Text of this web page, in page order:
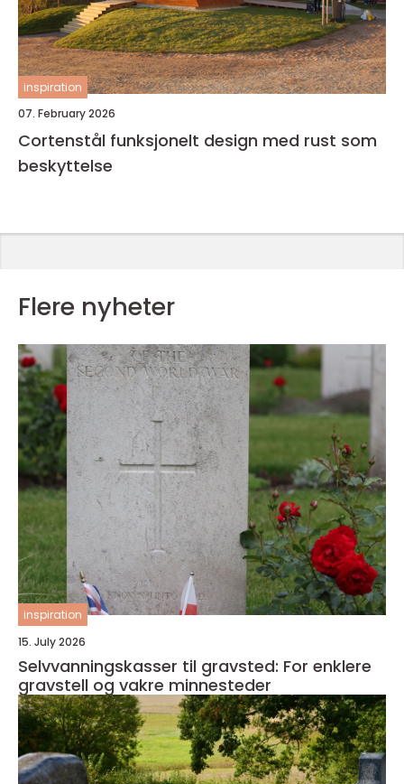
inspiration
07. February 2026
Cortenstål funksjonelt design med rust som
beskyttelse
Flere nyheter
inspiration
15. July 2026
Selvvanningskasser til gravsted: For enklere
gravstell og vakre minnesteder